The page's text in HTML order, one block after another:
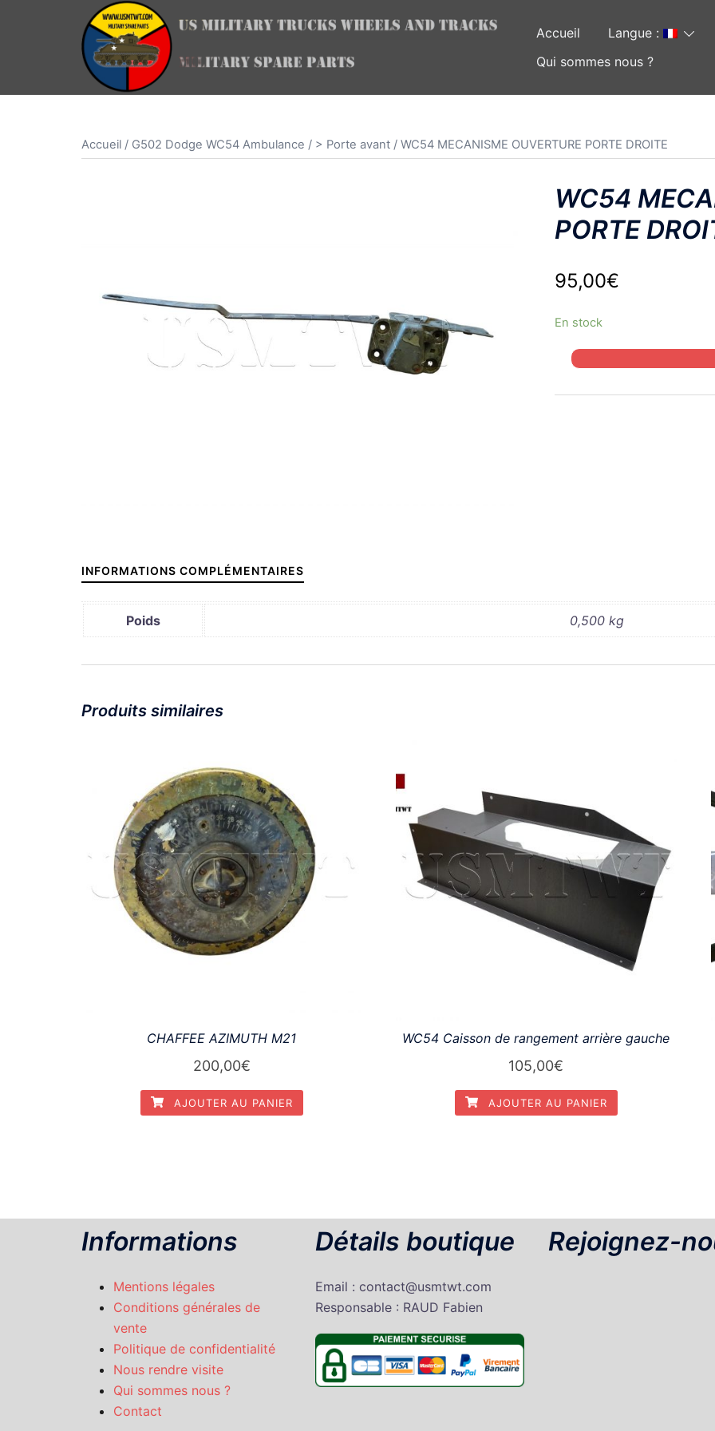
Accueil Langue :
Qui sommes nous ?
Accueil / G502 Dodge WC54 Ambulance / > Porte avant / WC54 MECANISME OUVERTURE PORTE DROITE
WC54
PORTE
95,00€
En stock
quantité
WC54
INFORMATIONS COMPLÉMENTAIRES
Poids 0,500 kg
Produits similaires
CHAFFEE AZIMUTH M21
200,00€
AJOUTER AU PANIER
WC54 Caisson de rangement arrière gauche
105,00€
AJOUTER AU PANIER
Informations
Mentions légales
Conditions générales de
vente
Politique de confidentialité
Nous rendre visite
Qui sommes nous ?
Contact
Détails boutique
Email : contact@usmtwt.com
Responsable : RAUD Fabien
Rejoignez-